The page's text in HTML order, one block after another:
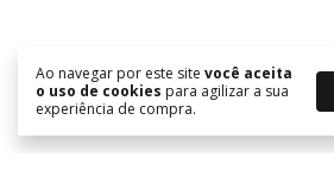
Ao navegar por este site você aceita
o uso de cookies para agilizar a sua
experiência de compra.